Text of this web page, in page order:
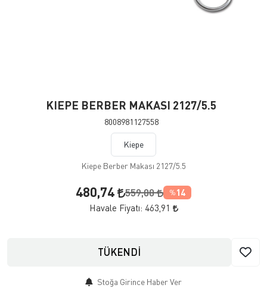
KIEPE BERBER MAKASI 2127/5.5
8008981127558
Kiepe
Kiepe Berber Makası 2127/5.5
480,74 559,00 % 14
Havale Fiyatı: 463,91
TÜKENDİ
Stoğa Girince Haber Ver